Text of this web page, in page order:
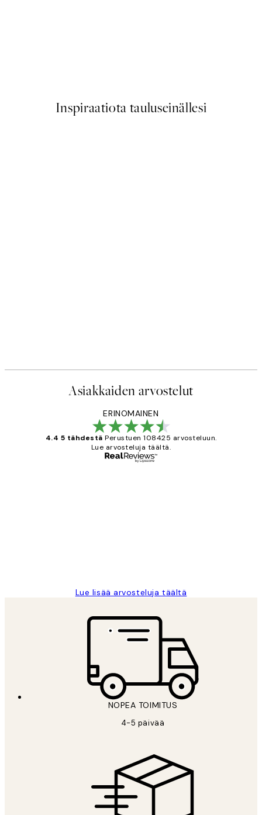
Inspiraatiota tauluseinällesi
Asiakkaiden arvostelut
ERINOMAINEN
4.4 5 tähdestä Perustuen 108425 arvosteluun.
Lue arvosteluja täältä.
Lue lisää arvosteluja täältä
NOPEA TOIMITUS
4-5 päivää